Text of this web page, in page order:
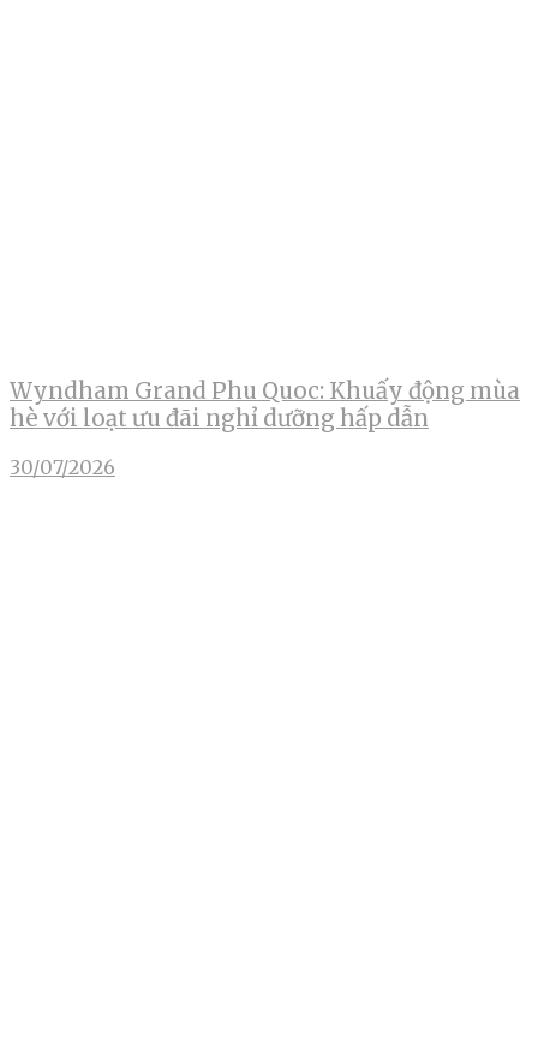
Wyndham Grand Phu Quoc: Khuấy động mùa
hè với loạt ưu đãi nghỉ dưỡng hấp dẫn
30/07/2026